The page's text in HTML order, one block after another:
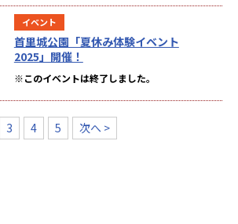
イベント
首里城公園「夏休み体験イベント
2025」開催！
※このイベントは終了しました。
3 4 5 次へ >